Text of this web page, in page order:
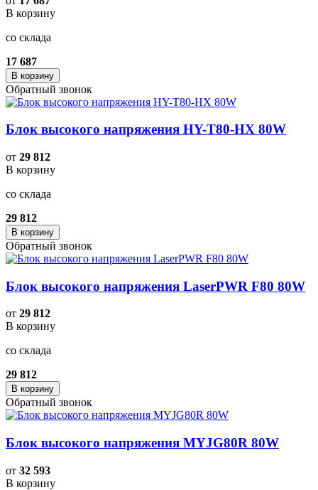
В корзину
со склада
17 687
В корзину
Обратный звонок
Блок высокого напряжения HY-T80-HX 80W
от 29 812
В корзину
со склада
29 812
В корзину
Обратный звонок
Блок высокого напряжения LaserPWR F80 80W
от 29 812
В корзину
со склада
29 812
В корзину
Обратный звонок
Блок высокого напряжения MYJG80R 80W
от 32 593
В корзину